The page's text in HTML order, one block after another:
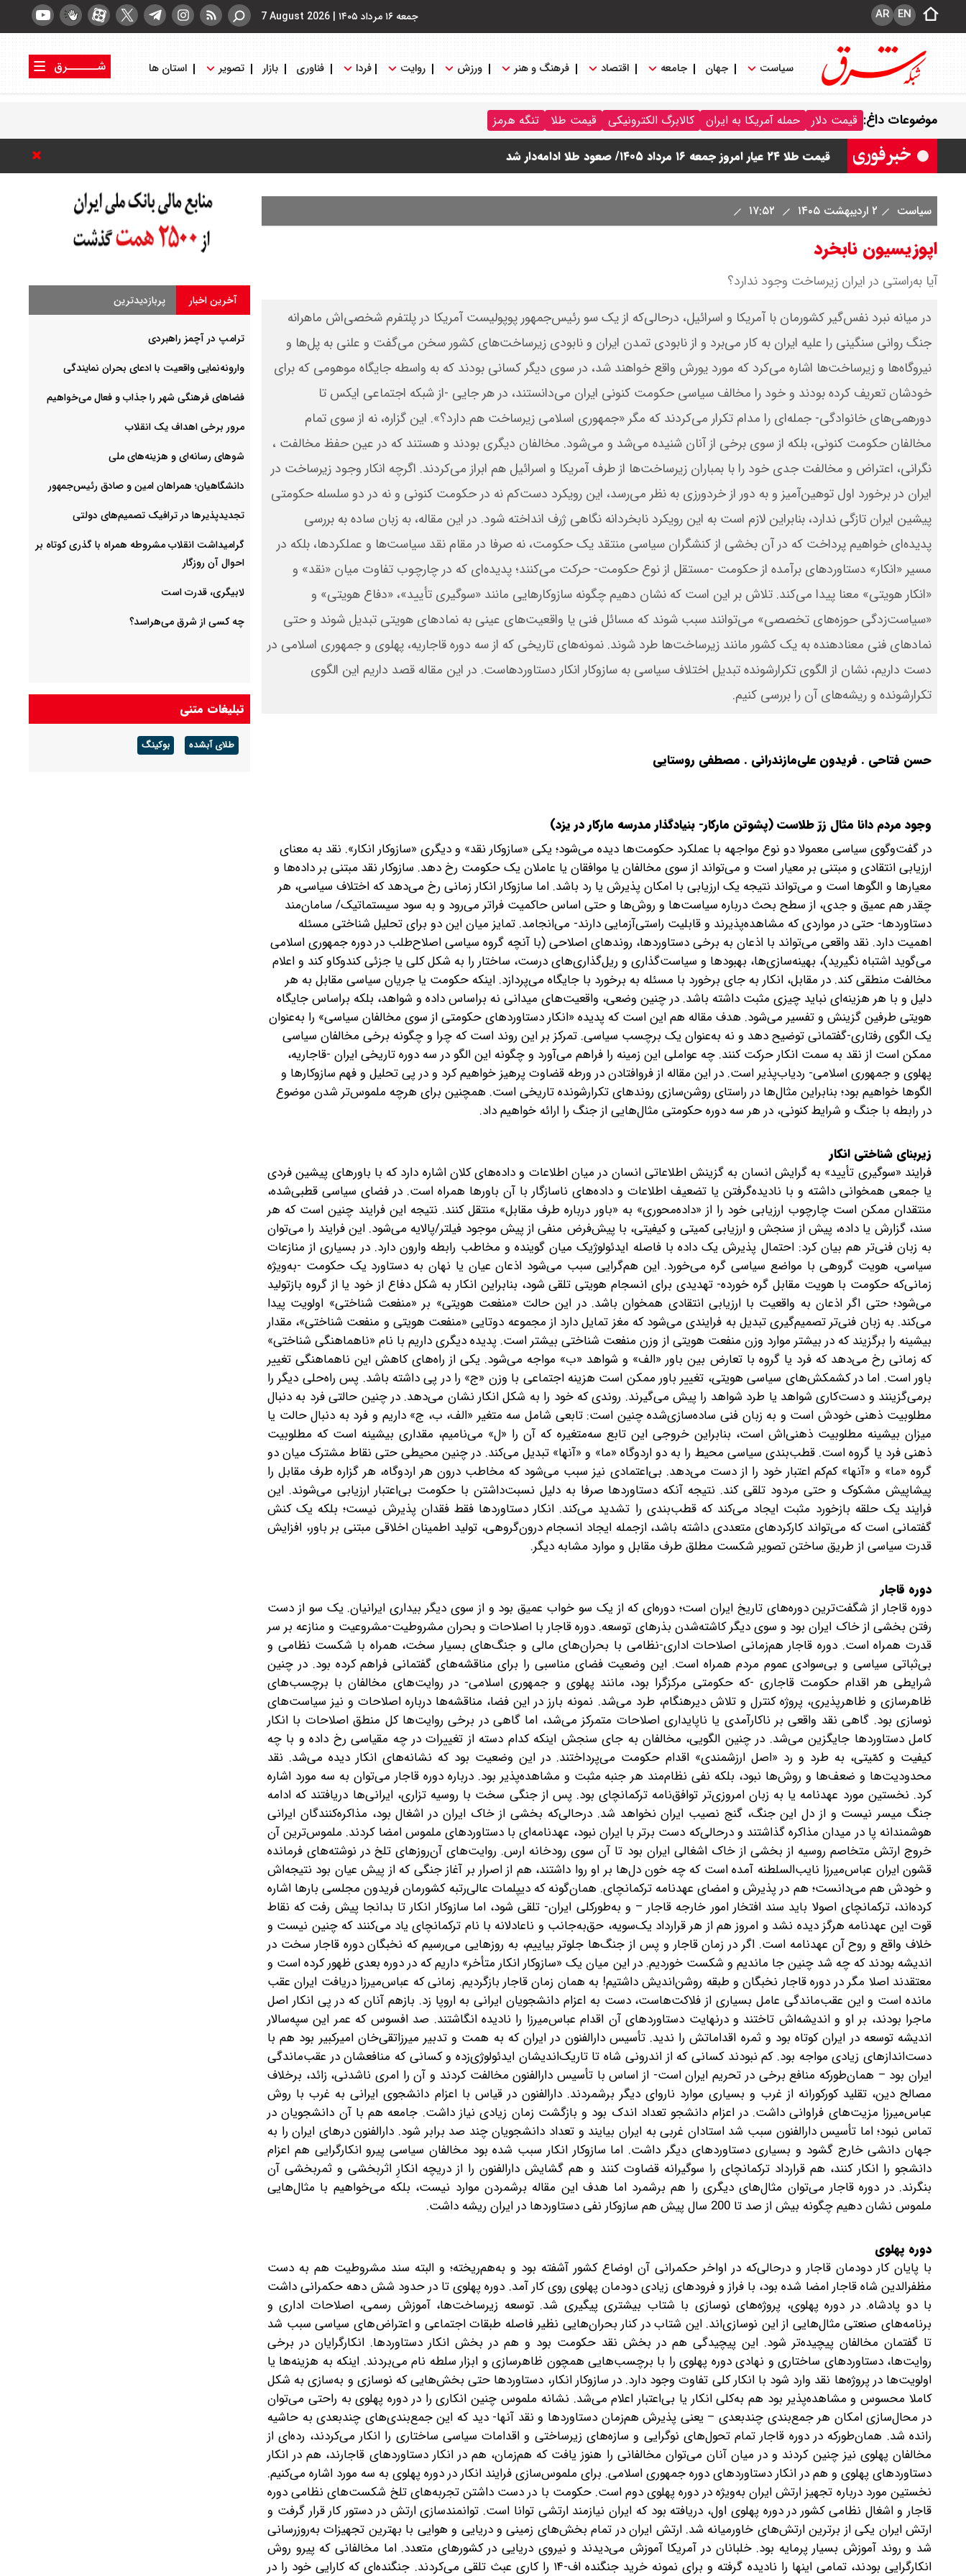
جمعه ۱۶ مرداد ۱۴۰۵ |
7 August 2026 EN
AR
سیاست جهان جامعه اقتصاد فرهنگ و هنر ورزش روایت فردا فناوری بازار تصویر استان ها
شــــــرق
موضوعات داغ: قیمت دلار حمله آمریکا به ایران کالابرگ الکترونیکی قیمت طلا تنگه هرمز
قیمت دینار عراق امروز جمعه ۱۶ مرداد ۱۴۰۵ اعلام شد + جدول
قیمت سکه امامی امروز جمعه ۱۶ مرداد ۱۴۰۵ اعلام شد/ کاهش قیمت سکه
قیمت طلا ۲۴ عیار امروز جمعه ۱۶ مرداد ۱۴۰۵/ صعود طلا ادامه‌دار شد
قیمت نفت امروز جمعه ۱۶ مرداد ۱۴۰۵ / نفت صعودی شد + جدول
سیاست ۲ اردیبهشت ۱۴۰۵
اپوزیسیون نابخرد
آیا به‌راستی در ایران زیرساخت وجود ندارد؟
در میانه نبرد نفس‌گیر کشورمان با آمریکا و اسرائیل، درحالی‌که از یک‌ سو رئیس‌جمهور پوپولیست آمریکا در پلتفرم شخصی‌اش ماهرانه
جنگ روانی سنگینی را علیه ایران به‌ کار می‌برد و از نابودی تمدن ایران و نابودی زیرساخت‌های کشور سخن می‌گفت و علنی به پل‌ها و
نیروگاه‌ها و زیرساخت‌ها اشاره می‌کرد که مورد یورش واقع خواهند شد، در سوی دیگر کسانی بودند که به‌ واسطه جایگاه موهومی که برای
خودشان تعریف کرده بودند و خود را مخالف سیاسی حکومت کنونی ایران می‌دانستند، در هر جایی -از شبکه اجتماعی ایکس تا
دورهمی‌های خانوادگی- جمله‌ای را مدام تکرار می‌کردند که مگر «جمهوری اسلامی زیرساخت هم دارد؟». این گزاره، نه از سوی تمام
مخالفان حکومت کنونی، بلکه از سوی برخی‌ از آنان شنیده می‌شد و می‌شود. مخالفان دیگری بودند و هستند که در عین حفظ مخالفت ،
نگرانی، اعتراض و مخالفت جدی خود را با بمباران زیرساخت‌ها از طرف آمریکا و اسرائیل هم ابراز می‌کردند. اگرچه انکار وجود زیرساخت در
ایران در برخورد اول توهین‌آمیز و به‌ دور از خردورزی به نظر می‌رسد، این رویکرد دست‌کم نه در حکومت کنونی و نه در دو سلسله حکومتی
پیشین ایران تازگی ندارد، بنابراین لازم است به این رویکرد نابخردانه نگاهی ژرف انداخته شود. در این مقاله، به زبان ساده به بررسی
پدیده‌ای خواهیم پرداخت که در آن بخشی از کنشگران سیاسی منتقد یک حکومت، نه صرفا در مقام نقد سیاست‌ها و عملکردها، بلکه در
مسیر «انکار» دستاوردهای برآمده از حکومت -مستقل از نوع حکومت- حرکت می‌کنند؛ پدیده‌ای که در چارچوب تفاوت میان «نقد» و
«انکار هویتی» معنا پیدا می‌کند. تلاش بر این است که نشان دهیم چگونه سازوکارهایی مانند «سوگیری تأیید»، «دفاع هویتی» و
«سیاست‌زدگی حوزه‌های تخصصی» می‌توانند سبب شوند که مسائل فنی یا واقعیت‌های عینی به نمادهای هویتی تبدیل شوند و حتی
نمادهای فنی معنادهنده به یک کشور مانند زیرساخت‌ها طرد شوند. نمونه‌های تاریخی که از سه دوره قاجاریه، پهلوی و جمهوری اسلامی در
دست داریم، نشان از الگوی تکرارشونده تبدیل اختلاف سیاسی به سازوکار انکار دستاوردهاست. در این مقاله قصد داریم این الگوی
تکرارشونده و ریشه‌های آن را بررسی کنیم.
حسن فتاحی . فریدون علی‌مازندرانی . مصطفی روستایی
وجود مردم دانا مثال زرّ طلاست (پشوتن مارکار- بنیادگذار مدرسه مارکار در یزد)
در گفت‌وگوی سیاسی معمولا دو نوع مواجهه با عملکرد حکومت‌ها دیده می‌شود؛ یکی «سازوکار نقد» و دیگری «سازوکار انکار». نقد به معنای
ارزیابی انتقادی و مبتنی بر معیار است و می‌تواند از سوی مخالفان یا موافقان یا عاملان یک حکومت رخ دهد. سازوکار نقد مبتنی بر داده‌ها و
معیارها و الگوها است و می‌تواند نتیجه یک ارزیابی با امکان پذیرش یا رد باشد. اما سازوکار انکار زمانی رخ می‌دهد که اختلاف سیاسی، هر
چقدر هم عمیق و جدی، از سطح بحث درباره سیاست‌ها و روش‌ها و حتی اساس حاکمیت فراتر می‌رود و به سود سیستماتیک/ سامان‌مند
دستاوردها- حتی در مواردی که مشاهده‌پذیرند و قابلیت راستی‌آزمایی دارند- می‌انجامد. تمایز میان این دو برای تحلیل شناختی مسئله
اهمیت دارد. نقد واقعی می‌تواند با اذعان به برخی دستاوردها، روندهای اصلاحی (با آنچه گروه سیاسی اصلاح‌طلب در دوره جمهوری اسلامی
می‌گوید اشتباه نگیرید)، بهینه‌سازی‌ها، بهبودها و سیاست‌گذاری و ریل‌گذاری‌های درست، ساختار را به شکل کلی یا جزئی کندوکاو کند و اعلام
مخالفت منطقی کند. در مقابل، انکار به‌ جای برخورد با مسئله به برخورد با جایگاه می‌پردازد. اینکه حکومت یا جریان سیاسی مقابل به هر
دلیل و با هر هزینه‌ای نباید چیزی مثبت داشته باشد. در چنین وضعی، واقعیت‌های میدانی نه بر‌اساس داده و شواهد، بلکه بر‌اساس جایگاه
هویتی طرفین گزینش و تفسیر می‌شود. هدف مقاله هم این است که پدیده «انکار دستاوردهای حکومتی از سوی مخالفان سیاسی» را به‌عنوان
یک الگوی رفتاری-گفتمانی توضیح دهد و نه به‌عنوان یک برچسب سیاسی. تمرکز بر این روند است که چرا و چگونه برخی مخالفان سیاسی
ممکن است از نقد به سمت انکار حرکت کنند. چه عواملی این زمینه را فراهم می‌آورد و چگونه این الگو در سه دوره تاریخی ایران -قاجاریه،
پهلوی و جمهوری اسلامی- ردیاب‌پذیر است. در این مقاله از فروافتادن در ورطه قضاوت پرهیز خواهیم کرد و در پی تحلیل و فهم سازوکارها و
الگوها خواهیم بود؛ بنابراین مثال‌ها در راستای روشن‌سازی روندهای تکرارشونده تاریخی است. همچنین برای هرچه ملموس‌تر شدن موضوع
در رابطه با جنگ و شرایط کنونی، در هر سه دوره حکومتی مثال‌هایی از جنگ را ارائه خواهیم داد.
زیربنای شناختی انکار
فرایند «سوگیری تأیید» به گرایش انسان به گزینش اطلاعاتی انسان در میان اطلاعات و داده‌های کلان اشاره دارد که با باورهای پیشین فردی
یا جمعی همخوانی داشته و با نادیده‌گرفتن یا تضعیف اطلاعات و داده‌های ناسازگار با آن باورها همراه است. در فضای سیاسی قطبی‌شده،
منتقدان ممکن است چارچوب ارزیابی خود را از «داده‌محوری» به «باور درباره طرف مقابل» منتقل کنند. نتیجه این فرایند چنین است که هر
سند، گزارش یا داده، پیش از سنجش و ارزیابی کمیتی و کیفیتی، با پیش‌فرض منفی از پیش موجود فیلتر/پالایه می‌شود. این فرایند را می‌توان
به زبان فنی‌تر هم بیان کرد: احتمال پذیرش یک داده با فاصله ایدئولوژیک میان گوینده و مخاطب رابطه وارون دارد. در بسیاری از منازعات
سیاسی، هویت گروهی با مواضع سیاسی گره می‌خورد. این هم‌گرایی سبب می‌شود اذعان عیان یا نهان به دستاورد یک حکومت -به‌ویژه
زمانی‌که حکومت با هویت مقابل گره خورده- تهدیدی برای انسجام هویتی تلقی شود، بنابراین انکار به شکل دفاع از خود یا از گروه بازتولید
می‌شود؛ حتی اگر اذعان به واقعیت با ارزیابی انتقادی همخوان باشد. در این حالت «منفعت هویتی» بر «منفعت شناختی» اولویت پیدا
می‌کند. به زبان فنی‌تر تصمیم‌گیری تبدیل به فرایندی می‌شود که مغز تمایل دارد از مجموعه دوتایی «منفعت هویتی و منفعت شناختی»، مقدار
بیشینه را برگزیند که در بیشتر موارد وزن منفعت هویتی از وزن منفعت شناختی بیشتر است. پدیده دیگری داریم با نام «ناهماهنگی شناختی»
که زمانی رخ می‌دهد که فرد یا گروه با تعارض بین باور «الف» و شواهد «ب» مواجه می‌شود. یکی از راه‌های کاهش این ناهماهنگی تغییر
باور است. اما در کشمکش‌های سیاسی هویتی، تغییر باور ممکن است هزینه اجتماعی با وزن «ج» را در پی داشته باشد. پس راه‌حلی دیگر را
برمی‌گزینند و دست‌کاری شواهد یا طرد شواهد را پیش می‌گیرند. روندی که خود را به شکل انکار نشان می‌دهد. در چنین حالتی فرد به دنبال
مطلوبیت ذهنی خودش است و به زبان فنی ساده‌سازی‌شده چنین است: تابعی شامل سه متغیر «الف، ب، ج» داریم و فرد به دنبال حالت یا
میزان بیشینه مطلوبیت ذهنی‌اش است، بنابراین خروجی این تابع سه‌متغیره که آن را «ل» می‌نامیم، مقداری بیشینه است که مطلوبیت
ذهنی فرد یا گروه است. قطب‌بندی سیاسی محیط را به دو اردوگاه «ما» و «آنها» تبدیل می‌کند. در چنین محیطی حتی نقاط مشترک میان دو
گروه «ما» و «آنها» کم‌کم اعتبار خود را از دست می‌دهد. بی‌اعتمادی نیز سبب می‌شود که مخاطب درون هر اردوگاه، هر گزاره طرف مقابل را
پیشاپیش مشکوک و حتی مردود تلقی کند. نتیجه آنکه دستاوردها صرفا به دلیل نسبت‌داشتن با حکومت بی‌اعتبار ارزیابی می‌شوند. این
فرایند یک حلقه بازخورد مثبت ایجاد می‌کند که قطب‌بندی را تشدید می‌کند. انکار دستاوردها فقط فقدان پذیرش نیست؛ بلکه یک کنش
گفتمانی است که می‌تواند کارکردهای متعددی داشته باشد، ازجمله ایجاد انسجام درون‌گروهی، تولید اطمینان اخلاقی مبتنی بر باور، افزایش
قدرت سیاسی از طریق ساختن تصویر شکست مطلق طرف مقابل و موارد مشابه دیگر.
دوره‌ قاجار
دوره قاجار از شگفت‌ترین دوره‌های تاریخ ایران است؛ دوره‌ای که از یک‌ سو خواب عمیق بود و از سوی دیگر بیداری ایرانیان. یک‌ سو از دست
رفتن بخشی از خاک ایران بود و سوی دیگر کاشته‌شدن بذرهای توسعه. دوره قاجار با اصلاحات و بحران مشروطیت-مشروعیت و منازعه بر سر
قدرت همراه است. دوره قاجار هم‌زمانی اصلاحات اداری-نظامی با بحران‌های مالی و جنگ‌های بسیار سخت، همراه با شکست نظامی و
بی‌ثباتی سیاسی و بی‌سوادی عموم مردم همراه است. این وضعیت فضای مناسبی را برای مناقشه‌های گفتمانی فراهم کرده بود. در چنین
شرایطی هر اقدام حکومت قاجاری -که حکومتی مرکزگرا بود، مانند پهلوی و جمهوری اسلامی- در روایت‌های مخالفان با برچسب‌های
ظاهرسازی و ظاهرپذیری، پروژه کنترل و تلاش دیرهنگام، طرد می‌شد. نمونه بارز در این فضا، مناقشه‌ها درباره اصلاحات و نیز سیاست‌های
نوسازی بود. گاهی نقد واقعی بر ناکارآمدی یا ناپایداری اصلاحات متمرکز می‌شد، اما گاهی در برخی روایت‌ها کل منطق اصلاحات با انکار
کامل دستاوردها جایگزین می‌شد. در چنین الگویی، مخالفان به‌ جای سنجش اینکه کدام دسته از تغییرات در چه مقیاسی رخ‌ داده و با چه
کیفیت و کمّیتی، به طرد و رد «اصل ارزشمندی» اقدام حکومت می‌پرداختند. در این وضعیت بود که نشانه‌های انکار دیده می‌شد. نقد‌
محدودیت‌ها و ضعف‌ها و روش‌ها نبود، بلکه نفی نظام‌مند هر جنبه مثبت و مشاهده‌پذیر بود. درباره دوره قاجار می‌توان به سه مورد اشاره
کرد. نخستین مورد عهدنامه یا به زبان امروزی‌تر توافق‌نامه ترکمانچای بود. پس از جنگی سخت با روسیه تزاری، ایرانی‌ها دریافتند که ادامه
جنگ میسر نیست و از دل این جنگ، گنج نصیب ایران نخواهد شد. درحالی‌که بخشی از خاک ایران در اشغال بود، مذاکره‌کنندگان ایرانی
هوشمندانه پا در میدان مذاکره گذاشتند و درحالی‌که دست برتر با ایران نبود، عهدنامه‌ای با دستاوردهای ملموس امضا کردند. ملموس‌ترین آن
خروج ارتش متخاصم روسیه از بخشی از خاک اشغالی ایران بود تا آن سوی رودخانه ارس. روایت‌های آن‌روزهای تلخ در نوشته‌های فرمانده
قشون ایران عباس‌میرزا نایب‌السلطنه آمده است که چه خون دل‌ها بر او روا داشتند، هم از اصرار بر آغاز جنگی که از پیش عیان بود نتیجه‌اش
و خودش هم می‌دانست؛ هم در پذیرش و امضای عهدنامه ترکمانچای. همان‌گونه که دیپلمات عالی‌رتبه کشورمان فریدون مجلسی بارها اشاره
کرده‌اند، ترکمانچای اصولا باید سند افتخار امور خارجه قاجار – و به‌طورکلی ایران- تلقی شود، اما سازوکار انکار تا بدانجا پیش رفت که نقاط
قوت این عهدنامه هرگز دیده نشد و امروز هم از هر قرارداد یک‌سویه، حق‌به‌جانب و ناعادلانه با نام ترکمانچای یاد می‌کنند که چنین نیست و
خلاف واقع و روح آن عهدنامه است. اگر در زمان قاجار و پس از جنگ‌ها جلوتر بیاییم، به روزهایی می‌رسیم که نخبگان دوره قاجار سخت در
اندیشه بودند که چه شد چنین جا ماندیم و شکست خوردیم. در این میان یک «سازوکار انکار متأخر» داریم که در دوره بعدی ظهور کرده است و
معتقدند اصلا مگر در دوره قاجار نخبگان و طبقه روشن‌اندیش داشتیم! به همان زمان قاجار بازگردیم. زمانی که عباس‌میرزا دریافت ایران عقب‌
مانده است و این عقب‌ماندگی عامل بسیاری از فلاکت‌هاست، دست به اعزام دانشجویان ایرانی به اروپا زد. بازهم آنان که در پی انکار اصل
ماجرا بودند، بر او و اندیشه‌اش تاختند و درنهایت دستاوردهای آن اقدام عباس‌میرزا را نادیده انگاشتند. صد افسوس که عمر این سپه‌سالار
اندیشه توسعه در ایران کوتاه بود و ثمره اقداماتش را ندید. تأسیس دارالفنون در ایران که به همت و تدبیر میرزاتقی‌خان امیرکبیر بود هم با
دست‌اندازهای زیادی مواجه بود. کم نبودند کسانی که از اندرونی شاه تا تاریک‌اندیشان ایدئولوژی‌زده و کسانی که منافعشان در عقب‌ماندگی
ایران بود – همان‌طورکه منافع برخی در تحریم ایران است- از اساس با تأسیس دارالفنون مخالفت کردند و آن را امری ناشدنی، زائد، برخلاف
مصالح دین، تقلید کورکورانه از غرب و بسیاری موارد ناروای دیگر برشمردند. دارالفنون در قیاس با اعزام دانشجوی ایرانی به غرب با روش
عباس‌میرزا مزیت‌های فراوانی داشت. در اعزام دانشجو تعداد اندک بود و بازگشت زمان زیادی نیاز داشت. جامعه هم با آن دانشجویان در
تماس نبود؛ اما تأسیس دارالفنون سبب شد استادان غربی به ایران بیایند و تعداد دانشجویان چند صد برابر شود. دارالفنون درهای ایران را به
جهان دانشی خارج گشود و بسیاری دستاوردهای دیگر داشت. اما سازوکار انکار سبب شده بود مخالفان سیاسی پیرو انکارگرایی هم اعزام
دانشجو را انکار کنند، هم قرارداد ترکمانچای را سوگیرانه قضاوت کنند و هم گشایش دارالفنون را از دریچه انکارِ اثربخشی و ثمربخشی آن
بنگرند. در دوره قاجار می‌توان مثال‌های دیگری را هم برشمرد اما هدف این مقاله برشمردن موارد نیست، بلکه می‌خواهیم با مثال‌هایی
ملموس نشان دهیم چگونه بیش از صد تا 200 سال پیش هم سازوکار نفی دستاوردها در ایران ریشه داشت.
دوره پهلوی
با پایان کار دودمان قاجار و درحالی‌که در اواخر حکمرانی آن اوضاع کشور آشفته بود و به‌هم‌ریخته؛ و البته سند مشروطیت هم به دست
مظفرالدین شاه قاجار امضا شده بود، با فراز و فرودهای زیادی دودمان پهلوی روی کار آمد. دوره پهلوی تا در حدود شش دهه حکمرانی داشت
با دو پادشاه. در دوره پهلوی، پروژه‌های نوسازی با شتاب بیشتری پیگیری شد. توسعه زیرساخت‌ها، آموزش رسمی، اصلاحات اداری و
برنامه‌های صنعتی مثال‌هایی از این نوسازی‌اند. این شتاب در کنار بحران‌هایی نظیر فاصله طبقات اجتماعی و اعتراض‌های سیاسی سبب شد
تا گفتمان مخالفان پیچیده‌تر شود. این پیچیدگی هم در بخش نقد حکومت بود و هم در بخش انکار دستاوردها. انکارگرایان در برخی
روایت‌ها، دستاوردهای ساختاری و نهادی دوره پهلوی را با برچسب‌هایی همچون ظاهرسازی و ابزار سلطه نام می‌بردند. اینکه به هزینه‌ها یا
اولویت‌ها در پروژه‌ها نقد وارد شود با انکار کلی تفاوت وجود دارد. در سازوکار انکار، دستاوردها حتی بخش‌هایی که نوسازی و به‌سازی به شکل
کاملا محسوس و مشاهده‌پذیر بود هم به‌کلی انکار یا بی‌اعتبار اعلام می‌شد. نشانه ملموس چنین انکاری را در دوره پهلوی به راحتی می‌توان
در محال‌سازی امکان هر جمع‌بندی چندبعدی – یعنی پذیرش هم‌زمان دستاوردها و نقد آنها- دید که این جمع‌بندی‌های چندبعدی به حاشیه
رانده شد. همان‌طورکه در دوره قاجار تمام تحول‌های نوگرایی و سازه‌های زیرساختی و اقدامات سیاسی ساختاری را انکار می‌کردند، رده‌ای از
مخالفان پهلوی نیز چنین کردند و در میان آنان می‌توان مخالفانی را هنوز یافت که هم‌زمان، هم در انکار دستاوردهای قاجارند، هم در انکار
دستاوردهای پهلوی و هم در انکار دستاوردهای دوره جمهوری اسلامی. برای ملموس‌سازی فرایند انکار در دوره پهلوی به سه مورد اشاره می‌کنیم.
نخستین مورد درباره تجهیز ارتش ایران به‌ویژه در دوره پهلوی دوم است. حکومت با در دست داشتن تجربه‌های تلخ شکست‌های نظامی دوره
قاجار و اشغال نظامی کشور در دوره پهلوی اول، دریافته بود که ایران نیازمند ارتشی توانا است. توانمندسازی ارتش در دستور کار قرار گرفت و
ارتش ایران یکی از برترین ارتش‌های خاورمیانه شد. ارتش ایران در تمام بخش‌های زمینی و دریایی و هوایی با بهترین تجهیزات به‌روزرسانی
شد و روند آموزش بسیار پرمایه بود. خلبانان در آمریکا آموزش می‌دیدند و نیروی دریایی در کشورهای متعدد. اما مخالفانی که پیرو روش
انکارگرایی بودند، تمامی اینها را نادیده گرفته و برای نمونه خرید جنگنده اف-۱۴ را کاری عبث تلقی می‌کردند. جنگنده‌ای که کارایی خود را در
آخرین اخبار پربازدیدترین
ترامپ در آچمز راهبردی
وارونه‌نمایی واقعیت با ادعای بحران نمایندگی
فضا‌های فرهنگی شهر را جذاب و فعال می‌‌خواهیم
مرور برخی اهداف یک انقلاب
شوهای رسانه‌ای و هزینه‌های ملی
دانشگاهیان؛ همراهان امین و صادق رئیس‌جمهور
تجدیدپذیرها در ترافیک تصمیم‌های دولتی
گرامیداشت انقلاب مشروطه همراه با گذری کوتاه بر
احوال آن روزگار
لابیگری، قدرت است
چه کسی از شرق می‌هراسد؟
تبلیغات متنی
طلای آبشده بوکینگ